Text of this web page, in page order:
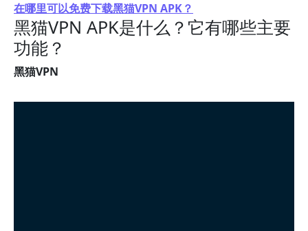
在哪里可以免费下载黑猫VPN APK？
黑猫VPN APK是什么？它有哪些主要
功能？
黑猫VPN